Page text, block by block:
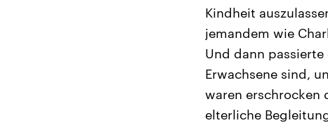
Kindheit
jemandem wie
Und dann
Erwachsene sind,
waren erschrocken
elterliche